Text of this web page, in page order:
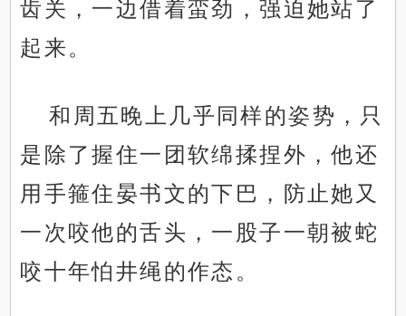
齿关，一边借着蛮劲，强迫她站了
起来。
和周五晚上几乎同样的姿势，只
是除了握住一团软绵揉捏外，他还
用手箍住晏书文的下巴，防止她又
一次咬他的舌头，一股子一朝被蛇
咬十年怕井绳的作态。